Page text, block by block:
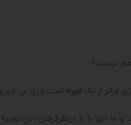
نیست؟
فراتر از یک قهوه است و ری بن
ما آنها را با درنظرگرفتن این